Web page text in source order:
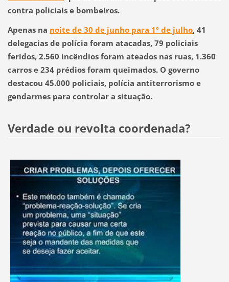
contra policiais e bombeiros.
Apenas na noite de 30 de junho para 1º de julho, 41
delegacias de polícia foram atacadas, 79 policiais
feridos, 2.560 incêndios foram ateados nas ruas, 1.360
carros e 234 prédios foram queimados. O governo
destacou 45.000 policiais, polícia antiterrorismo e
gendarmes para controlar a situação.
Verdade ou revolta coordenada?